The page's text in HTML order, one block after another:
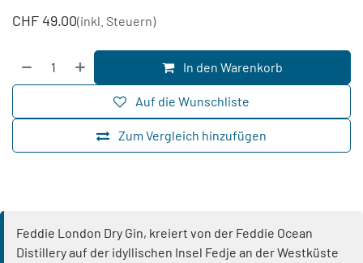
CHF 49.00(inkl. Steuern)
In den Warenkorb
Zum Vergleich hinzufügen
Auf die Wunschliste
Feddie London Dry Gin, kreiert von der Feddie Ocean
Distillery auf der idyllischen Insel Fedje an der Westküste